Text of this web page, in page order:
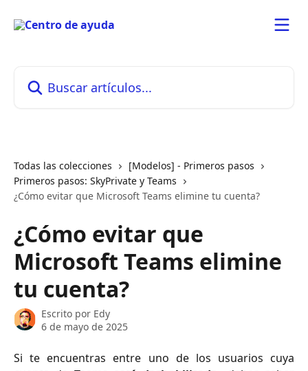
Todas las colecciones
[Modelos] - Primeros pasos
Primeros pasos: SkyPrivate y Teams
¿Cómo evitar que Microsoft Teams elimine tu cuenta?
¿Cómo evitar que
Microsoft Teams elimine
tu cuenta?
Escrito por Edy
6 de mayo de 2025
Si te encuentras entre uno de los usuarios cuya